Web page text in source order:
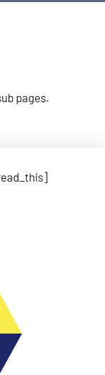
pages.